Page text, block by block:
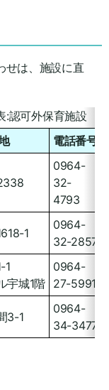
せは、施設に直
:認可外保育施設
電話番号
0964-
32-
4793
1
0964-
32-2857
1
宇城1階
0964-
27-5991
3-1
0964-
34-3477